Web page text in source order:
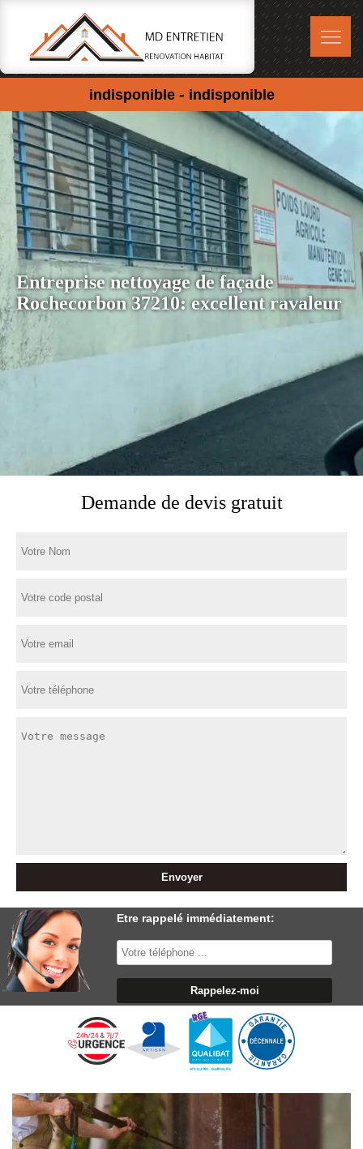
indisponible - indisponible
Entreprise nettoyage de façade
Rochecorbon 37210: excellent ravaleur
Demande de devis gratuit
Etre rappelé immédiatement: